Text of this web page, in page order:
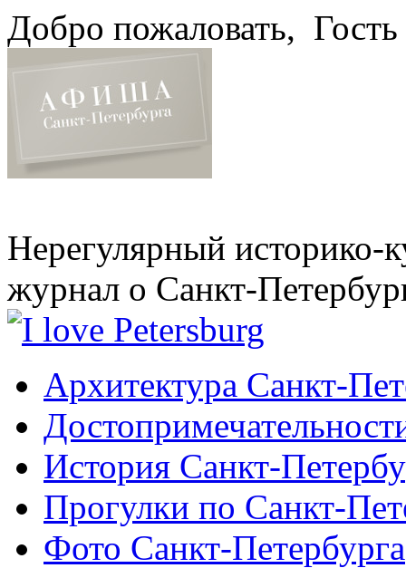
Добро пожаловать, Гость
Нерегулярный историко-
журнал о Санкт-
Архитектура Санкт-
История Санкт-
Прогулки по Санкт-
Фото Санкт-Петербурга